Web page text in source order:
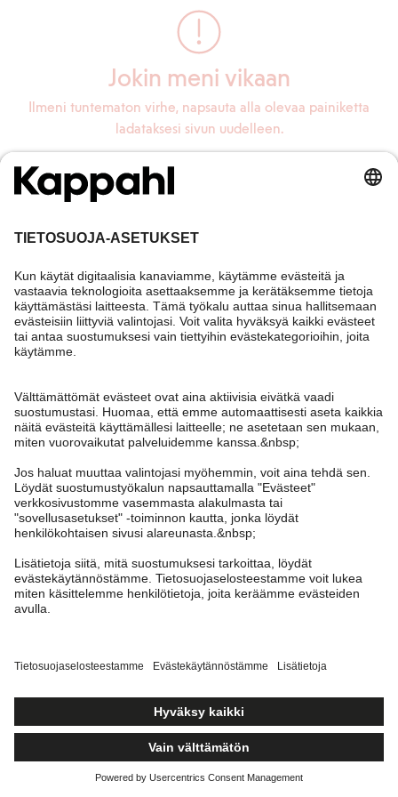
Jokin meni vikaan
Ilmeni tuntematon virhe, napsauta alla olevaa painiketta
ladataksesi sivun uudelleen.
Lataa sivu uudelleen